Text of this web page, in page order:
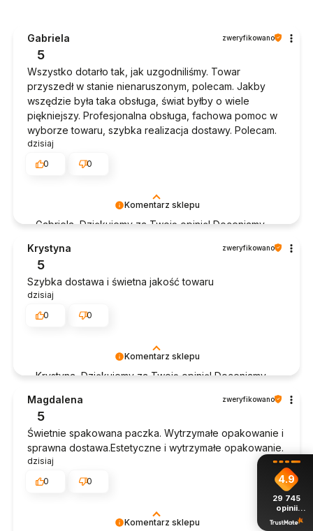
Komentarz sklepu
Gabriela, Dziękujemy za Twoją opinię! Doceniamy
doświadczeniem. Jesteśmy szczęśliwi, że mamy
takich klientów. Z pozdrowieniami, obsługa sklepu.
Gabriela zweryfikowano
5
Wszystko dotarło tak, jak uzgodniliśmy. Towar
przyszedł w stanie nienaruszonym, polecam. Jakby
wszędzie była taka obsługa, świat byłby o wiele
piękniejszy. Profesjonalna obsługa, fachowa pomoc w
wyborze towaru, szybka realizacja dostawy. Polecam.
dzisiaj
0
0
Komentarz sklepu
Krystyna, Dziękujemy za Twoją opinię! Doceniamy
doświadczeniem. Jesteśmy szczęśliwi, że mamy
takich klientów. Z pozdrowieniami, obsługa sklepu.
Krystyna zweryfikowano
5
Szybka dostawa i świetna jakość towaru
dzisiaj
0
0
Komentarz sklepu
Magdalena zweryfikowano
5
Świetnie spakowana paczka. Wytrzymałe opakowanie i
sprawna dostawa.Estetyczne i wytrzymałe opakowanie.
dzisiaj
0
0 4.9
29 745
opinii
z całego
okresu